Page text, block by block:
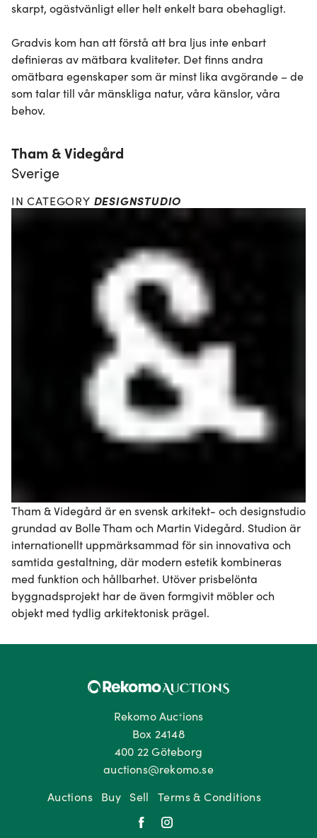
skarpt, ogästvänligt eller helt enkelt bara obehagligt.
Gradvis kom han att förstå att bra ljus inte enbart
definieras av mätbara kvaliteter. Det finns andra
omätbara egenskaper som är minst lika avgörande – de
som talar till vår mänskliga natur, våra känslor, våra
behov.
Tham & Videgård
Sverige
IN CATEGORY DESIGNSTUDIO
Tham & Videgård är en svensk arkitekt- och designstudio
grundad av Bolle Tham och Martin Videgård. Studion är
internationellt uppmärksammad för sin innovativa och
samtida gestaltning, där modern estetik kombineras
med funktion och hållbarhet. Utöver prisbelönta
byggnadsprojekt har de även formgivit möbler och
objekt med tydlig arkitektonisk prägel.
Rekomo Auctions
Box 24148
400 22 Göteborg
auctions@rekomo.se
Auctions
Buy Sell Terms & Conditions